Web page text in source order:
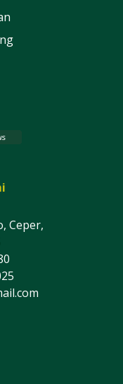
Ceper,